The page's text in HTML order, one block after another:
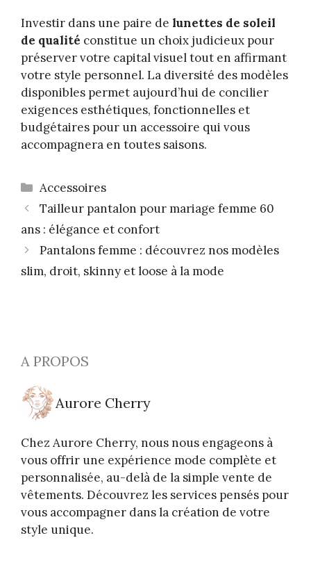
Investir dans une paire de lunettes de soleil
de qualité constitue un choix judicieux pour
préserver votre capital visuel tout en affirmant
votre style personnel. La diversité des modèles
disponibles permet aujourd’hui de concilier
exigences esthétiques, fonctionnelles et
budgétaires pour un accessoire qui vous
accompagnera en toutes saisons.
Catégories
Accessoires
Tailleur pantalon pour mariage femme 60
ans : élégance et confort
Pantalons femme : découvrez nos modèles
slim, droit, skinny et loose à la mode
A PROPOS
Aurore Cherry
Chez Aurore Cherry, nous nous engageons à
vous offrir une expérience mode complète et
personnalisée, au-delà de la simple vente de
vêtements. Découvrez les services pensés pour
vous accompagner dans la création de votre
style unique.